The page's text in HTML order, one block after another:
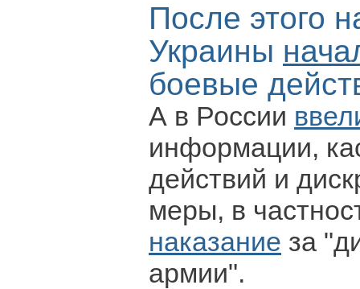
После этого
Украины
боевые
А в России
информации,
действий и
меры, в
наказание за
армии".